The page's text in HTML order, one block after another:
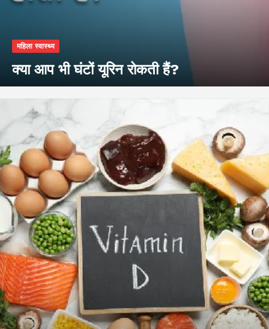
महिला स्वास्थ्य
क्या आप भी घंटों यूरिन रोकती हैं?